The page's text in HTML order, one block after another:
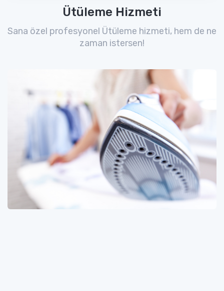
Ütüleme Hizmeti
Sana özel profesyonel Ütüleme hizmeti, hem de ne
zaman istersen!